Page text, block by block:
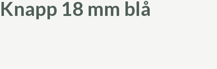
18 mm blå